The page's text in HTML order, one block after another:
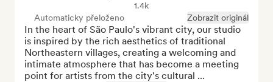
1.4k
Automaticky přeloženo
Zobrazit originál
In the heart of São Paulo's vibrant city, our studio
is inspired by the rich aesthetics of traditional
Northeastern villages, creating a welcoming and
intimate atmosphere that has become a meeting
point for artists from the city's cultural ...